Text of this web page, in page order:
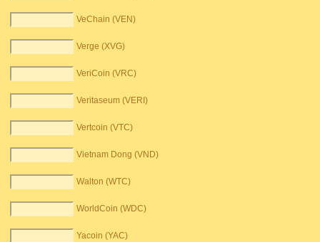
VeChain (VEN)
Verge (XVG)
VeriCoin (VRC)
Veritaseum (VERI)
Vertcoin (VTC)
Vietnam Dong (VND)
Walton (WTC)
WorldCoin (WDC)
Yacoin (YAC)